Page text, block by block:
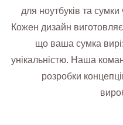
для ноутбуків та
Кожен дизайн
що ваша сумка
унікальністю. Наша
розробки